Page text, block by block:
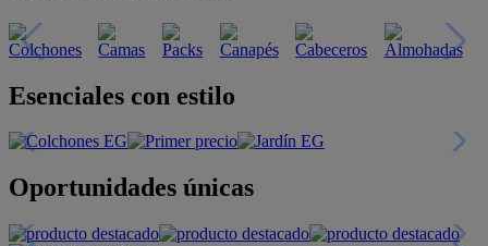
Esenciales con estilo
Oportunidades únicas